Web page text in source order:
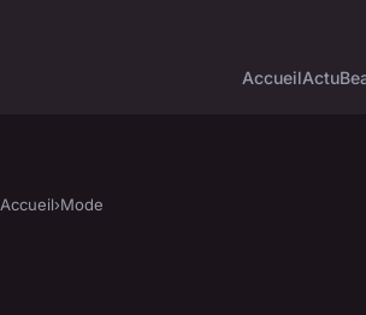
AccueilActu
Accueil›Mode